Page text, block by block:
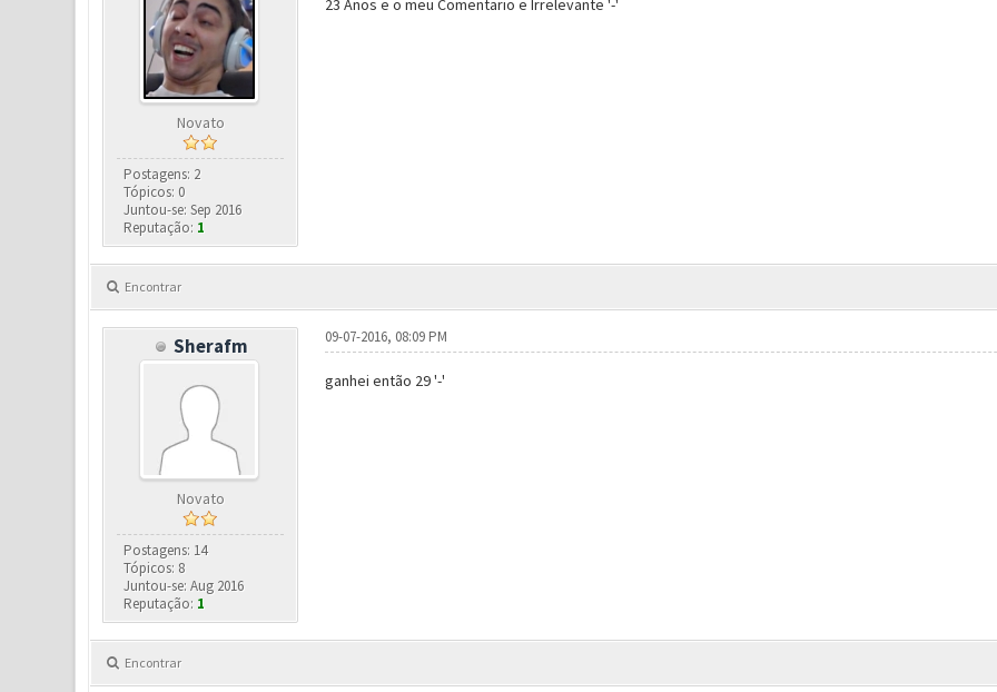
Novato
Postagens: 2
Tópicos: 0
Juntou-se: Sep 2016
Reputação: 1
23 Anos e o meu Comentario e Irrelevante '-'
Encontrar
Sherafm
Novato
Postagens: 14
Tópicos: 8
Juntou-se: Aug 2016
Reputação: 1
09-07-2016, 08:09 PM
ganhei então 29 '-'
Encontrar